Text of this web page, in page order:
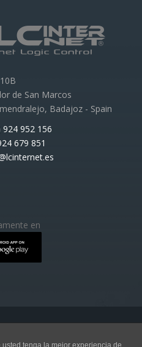
de San Marcos
Badajoz - Spain
924 952 156
679 851
en
tenga la mejor experiencia de